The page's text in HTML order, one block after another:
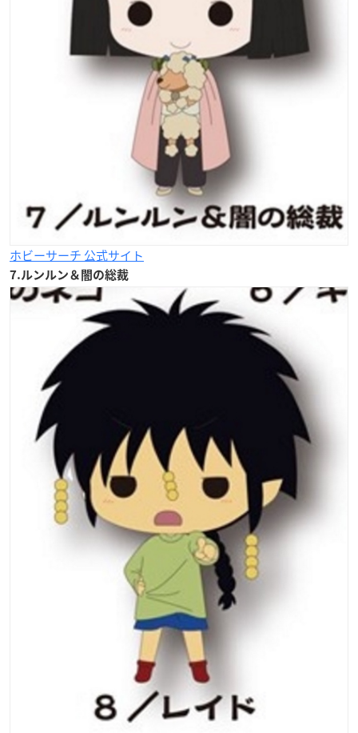
ホビーサーチ 公式サイト
7.ルンルン＆闇の総裁